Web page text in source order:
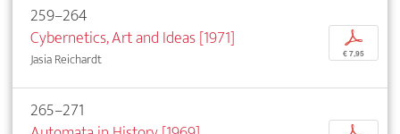
259–264
Cybernetics, Art and Ideas [1971]
Jasia Reichardt
p
€ 7,95
265–271